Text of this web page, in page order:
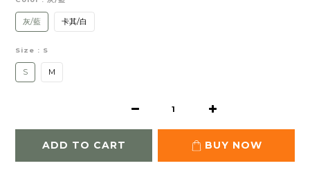
灰/藍 卡其/白
Size : S
S M
ADD TO CART BUY NOW